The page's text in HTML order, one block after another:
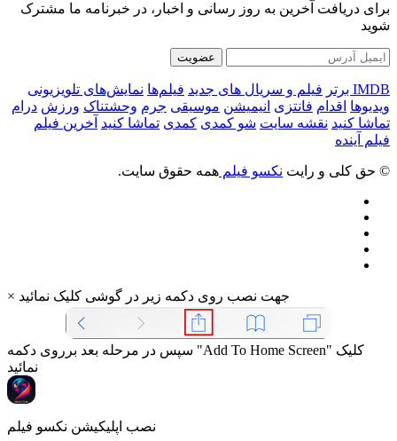
برای دریافت آخرین به روز رسانی و اخبار، در خبرنامه ما مشترک
شوید
عضویت
IMDB برتر فیلم و سریال های جدید فیلم‌ها نمایش‌های تلویزیونی
ویدیوها اقدام فانتزی انیمیشن موسیقی جرم وحشتناک ورزش درام
تماشا کنید نقشه سایت شو کمدی کمدی تماشا کنید آخرین فیلم
فیلم آینده
© حق کلی و رایت نکسو فیلم همه حقوق سایت.
× جهت نصب روی دکمه زیر در گوشی کلیک نمائید
سپس در مرحله بعد برروی دکمه "Add To Home Screen" کلیک
نمائید
نصب اپلیکیشن نکسو فیلم